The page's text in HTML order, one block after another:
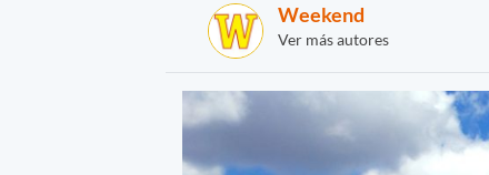
Weekend
Ver más autores